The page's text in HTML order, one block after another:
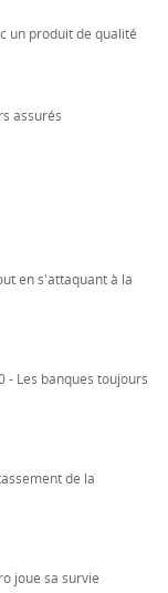
un produit de qualité
assurés
en s'attaquant à la
- Les banques toujours
de la
joue sa survie